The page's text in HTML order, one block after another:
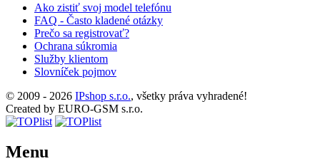
Ako zistiť svoj model telefónu
FAQ - Často kladené otázky
Prečo sa registrovať?
Ochrana súkromia
Služby klientom
Slovníček pojmov
© 2009 - 2026 IPshop s.r.o., všetky práva vyhradené!
Created by EURO-GSM s.r.o.
Menu